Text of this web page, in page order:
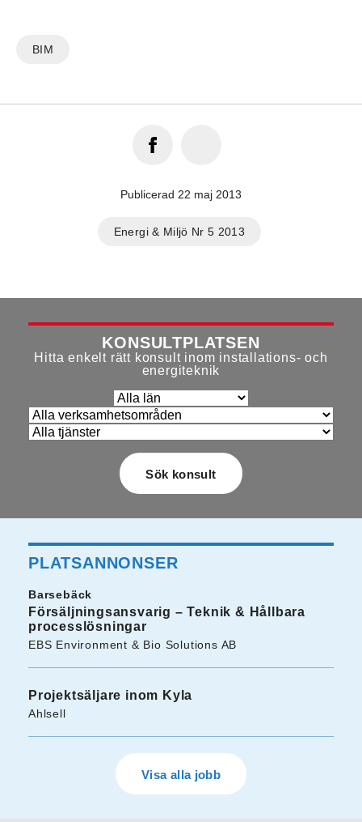
BIM
Publicerad 22 maj 2013
Energi & Miljö Nr 5 2013
KONSULTPLATSEN
Hitta enkelt rätt konsult inom installations- och
energiteknik
PLATSANNONSER
Barsebäck
Försäljningsansvarig – Teknik & Hållbara
processlösningar
EBS Environment & Bio Solutions AB
Projektsäljare inom Kyla
Ahlsell
Visa alla jobb